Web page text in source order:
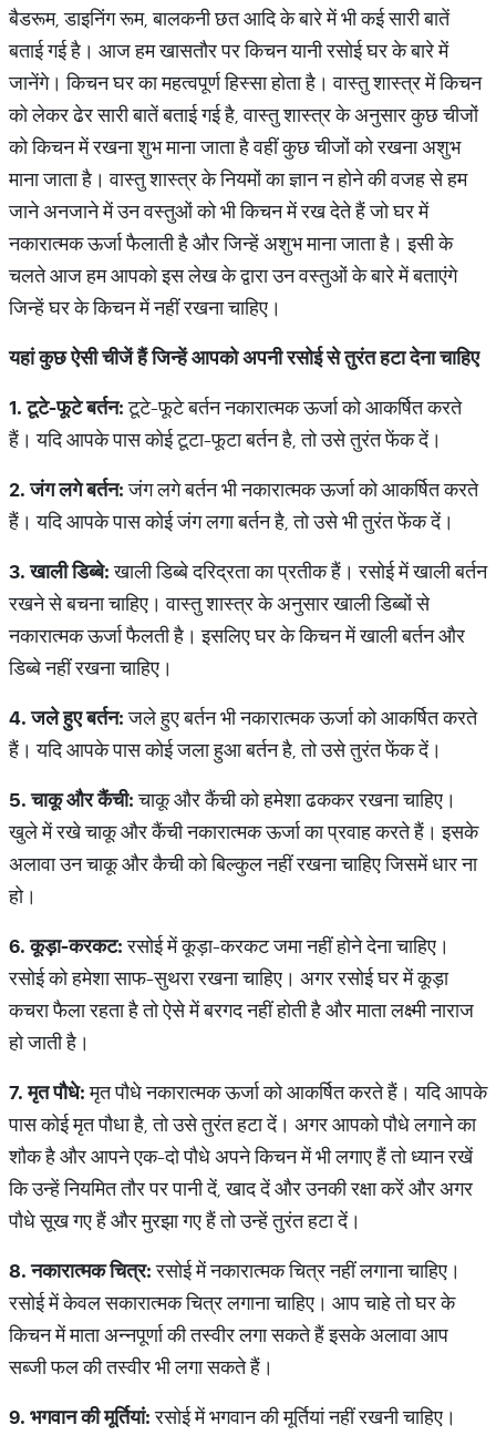
बैडरूम, डाइनिंग रूम, बालकनी छत आदि के बारे में भी कई सारी बातें
बताई गई है। आज हम खासतौर पर किचन यानी रसोई घर के बारे में
जानेंगे। किचन घर का महत्वपूर्ण हिस्सा होता है। वास्तु शास्त्र में किचन
को लेकर ढेर सारी बातें बताई गई है, वास्तु शास्त्र के अनुसार कुछ चीजों
को किचन में रखना शुभ माना जाता है वहीं कुछ चीजों को रखना अशुभ
माना जाता है। वास्तु शास्त्र के नियमों का ज्ञान न होने की वजह से हम
जाने अनजाने में उन वस्तुओं को भी किचन में रख देते हैं जो घर में
नकारात्मक ऊर्जा फैलाती है और जिन्हें अशुभ माना जाता है। इसी के
चलते आज हम आपको इस लेख के द्वारा उन वस्तुओं के बारे में बताएंगे
जिन्हें घर के किचन में नहीं रखना चाहिए।
यहांकुछऐसीचीजेंहैंजिन्हेंआपकोअपनीरसोईसेतुरंतहटादेनाचाहिए
1.टूटे-फूटेबर्तन:टूटे-फूटे बर्तन नकारात्मक ऊर्जा को आकर्षित करते
हैं। यदि आपके पास कोई टूटा-फूटा बर्तन है, तो उसे तुरंत फेंक दें।
2.जंगलगेबर्तन:जंग लगे बर्तन भी नकारात्मक ऊर्जा को आकर्षित करते
हैं। यदि आपके पास कोई जंग लगा बर्तन है, तो उसे भी तुरंत फेंक दें।
3.खालीडिब्बे:खाली डिब्बे दरिद्रता का प्रतीक हैं। रसोई में खाली बर्तन
रखने से बचना चाहिए। वास्तु शास्त्र के अनुसार खाली डिब्बों से
नकारात्मक ऊर्जा फैलती है। इसलिए घर के किचन में खाली बर्तन और
डिब्बे नहीं रखना चाहिए।
4.जलेहुएबर्तन:जले हुए बर्तन भी नकारात्मक ऊर्जा को आकर्षित करते
हैं। यदि आपके पास कोई जला हुआ बर्तन है, तो उसे तुरंत फेंक दें।
5.चाकूऔरकैंची:चाकू और कैंची को हमेशा ढककर रखना चाहिए।
खुले में रखे चाकू और कैंची नकारात्मक ऊर्जा का प्रवाह करते हैं। इसके
अलावा उन चाकू और कैची को बिल्कुल नहीं रखना चाहिए जिसमें धार ना
हो।
6.कूड़ा-करकट:रसोई में कूड़ा-करकट जमा नहीं होने देना चाहिए।
रसोई को हमेशा साफ-सुथरा रखना चाहिए। अगर रसोई घर में कूड़ा
कचरा फैला रहता है तो ऐसे में बरगद नहीं होती है और माता लक्ष्मी नाराज
हो जाती है।
7.मृतपौधे:मृत पौधे नकारात्मक ऊर्जा को आकर्षित करते हैं। यदि आपके
पास कोई मृत पौधा है, तो उसे तुरंत हटा दें। अगर आपको पौधे लगाने का
शौक है और आपने एक-दो पौधे अपने किचन में भी लगाए हैं तो ध्यान रखें
कि उन्हें नियमित तौर पर पानी दें, खाद दें और उनकी रक्षा करें और अगर
पौधे सूख गए हैं और मुरझा गए हैं तो उन्हें तुरंत हटा दें।
8.नकारात्मकचित्र:रसोई में नकारात्मक चित्र नहीं लगाना चाहिए।
रसोई में केवल सकारात्मक चित्र लगाना चाहिए। आप चाहे तो घर के
किचन में माता अन्नपूर्णा की तस्वीर लगा सकते हैं इसके अलावा आप
सब्जी फल की तस्वीर भी लगा सकते हैं।
9. भगवानकीमूर्तियां:रसोई में भगवान की मूर्तियां नहीं रखनी चाहिए।